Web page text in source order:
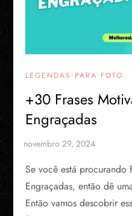
LEGENDAS PARA FOTO
+30 Frases
Engraçadas
Se você está procurando
Engraçadas, então dê
Então vamos descobrir